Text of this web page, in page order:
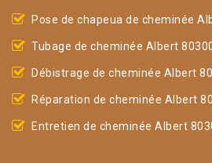
Pose de chapeua de cheminée
Tubage de cheminée Albert
Débistrage de cheminée Albert
Réparation de cheminée Albert
Entretien de cheminée Albert